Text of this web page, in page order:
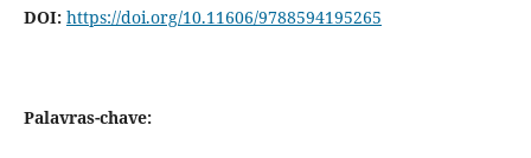
DOI: https://doi.org/10.11606/9788594195265
Palavras-chave: